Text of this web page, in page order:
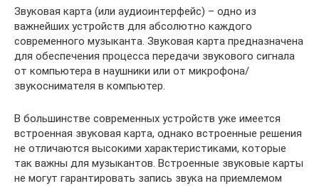
Звуковая карта (или аудиоинтерфейс) – одно из
важнейших устройств для абсолютно каждого
современного музыканта. Звуковая карта предназначена
для обеспечения процесса передачи звукового сигнала
от компьютера в наушники или от микрофона/
звукоснимателя в компьютер.
В большинстве современных устройств уже имеется
встроенная звуковая карта, однако встроенные решения
не отличаются высокими характеристиками, которые
так важны для музыкантов. Встроенные звуковые карты
не могут гарантировать запись звука на приемлемом